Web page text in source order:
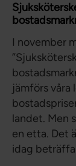
I november
jämförs våra
landet. Men
en etta. Det
idag